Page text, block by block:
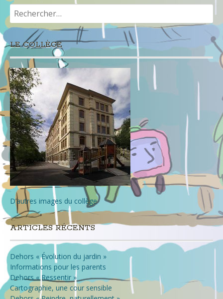
LE COLLÈGE
D’autres images du collège
ARTICLES RÉCENTS
Dehors « Évolution du jardin »
Informations pour les parents
Dehors « Ressentir »
Cartographie, une cour sensible